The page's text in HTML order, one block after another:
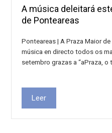
A música deleitará
de Ponteareas
Ponteareas | A Praza Maior
música en directo todos os
setembro grazas a “aPraza, o
Leer